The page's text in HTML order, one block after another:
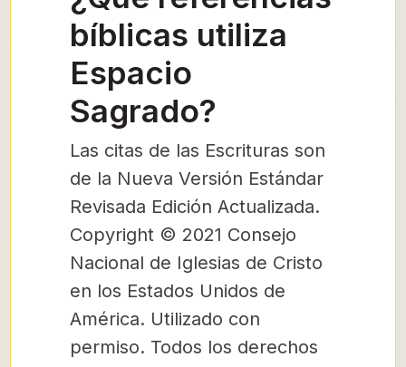
bíblicas utiliza
Espacio
Sagrado?
Las citas de las Escrituras son
de la Nueva Versión Estándar
Revisada Edición Actualizada.
Copyright © 2021 Consejo
Nacional de Iglesias de Cristo
en los Estados Unidos de
América. Utilizado con
permiso. Todos los derechos